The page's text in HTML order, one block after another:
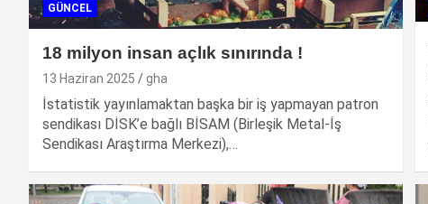
GÜNCEL
18 milyon insan açlık sınırında !
13 Haziran 2025 gha
İstatistik yayınlamaktan başka bir iş yapmayan patron
sendikası DİSK’e bağlı BİSAM (Birleşik Metal-İş
Sendikası Araştırma Merkezi),…